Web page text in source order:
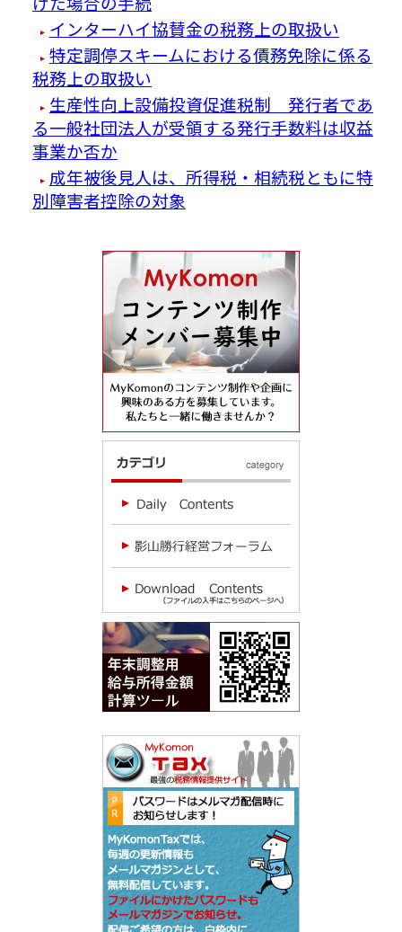
インターハイ協賛金の税務上の取扱い
特定調停スキームにおける債務免除に係る
税務上の取扱い
生産性向上設備投資促進税制 発行者であ
る一般社団法人が受領する発行手数料は収益
事業か否か
成年被後見人は、所得税・相続税ともに特
別障害者控除の対象